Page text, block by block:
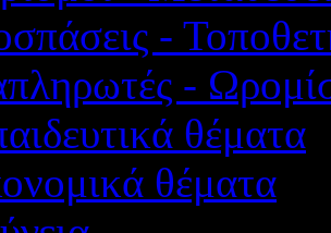
-
-
θέματα
θέματα